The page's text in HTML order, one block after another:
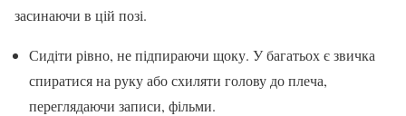
засинаючи в цій позі.
Сидіти рівно, не підпираючи щоку. У багатьох є звичка
спиратися на руку або схиляти голову до плеча,
переглядаючи записи, фільми.